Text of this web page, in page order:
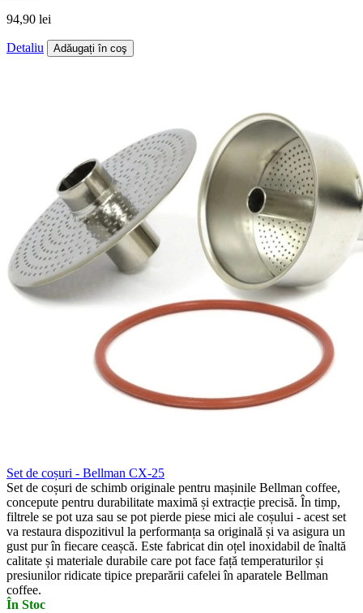
94,90 lei
Detaliu Adăugați în coş
Set de coșuri - Bellman CX-25
Set de coșuri de schimb originale pentru mașinile Bellman coffee,
concepute pentru durabilitate maximă și extracție precisă. În timp,
filtrele se pot uza sau se pot pierde piese mici ale coșului - acest set
va restaura dispozitivul la performanța sa originală și va asigura un
gust pur în fiecare ceașcă. Este fabricat din oțel inoxidabil de înaltă
calitate și materiale durabile care pot face față temperaturilor și
presiunilor ridicate tipice preparării cafelei în aparatele Bellman
coffee.
În Stoc